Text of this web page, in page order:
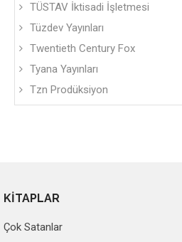
TÜSTAV İktisadi İşletmesi
Tüzdev Yayınları
Twentieth Century Fox
Tyana Yayınları
Tzn Prodüksiyon
KİTAPLAR
Çok Satanlar